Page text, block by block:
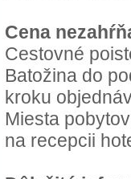
Cena
Cestovné
Batožina do
kroku
Miesta
na recepcii